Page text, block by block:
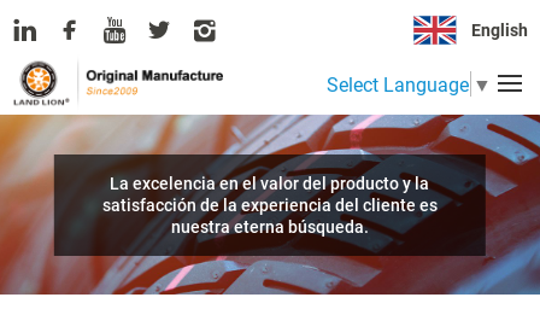
English
Select Language ▼
La excelencia en el valor del producto y la
satisfacción de la experiencia del cliente es
nuestra eterna búsqueda.